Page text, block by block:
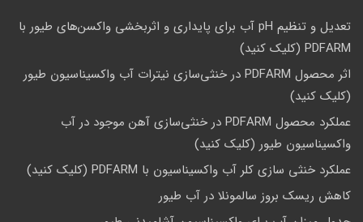
تعدیل و تنظیم pH آب برای پایداری و اثربخشی واکسن‌های طیور با
PDFARM (کلیک کنید)
اثر محصول PDFARM در خنثی‌سازی نیترات آب واکسیناسیون طیور
(کلیک کنید)
عملکرد محصول PDFARM در خنثی‌سازی آهن موجود در آب
واکسیناسیون طیور (کلیک کنید)
عملکرد خنثی سازی کلر آب واکسیناسیون با PDFARM (کلیک کنید)
کاهش ریسک بروز سالمونلا در آب طیور